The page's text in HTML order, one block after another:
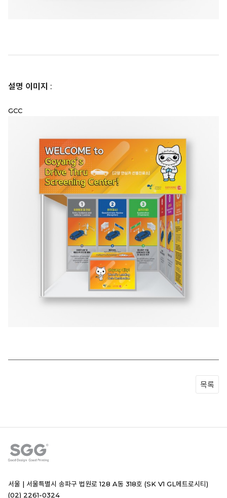
설명 이미지 :
GCC
목록
서울 | 서울특별시 송파구 법원로 128 A동 318호 (SK V1 GL메트로시티)
(02) 2261-0324